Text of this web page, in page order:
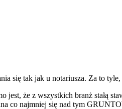
się tak jak u notariusza. Za to
jest, że z wszystkich branż stałą
co najmniej się nad tym